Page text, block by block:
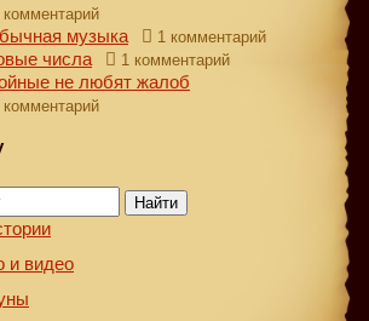
комментарий
музыка 1 комментарий
числа 1 комментарий
не любят жалоб
комментарий
Найти
и видео